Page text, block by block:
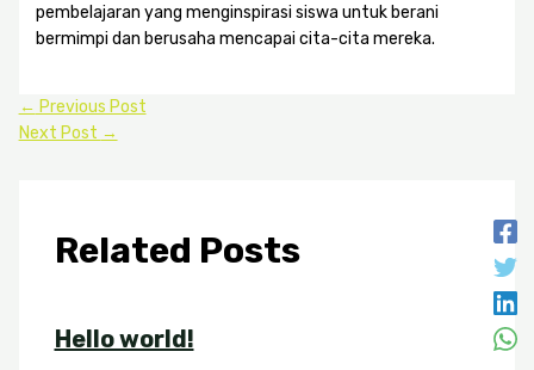
pembelajaran yang menginspirasi siswa untuk berani
bermimpi dan berusaha mencapai cita-cita mereka.
← Previous Post
Next Post →
Related Posts
Hello world!